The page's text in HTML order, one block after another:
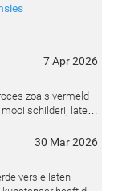
7 Apr 2026
zoals vermeld
schilderij laten
30 Mar 2026
versie laten